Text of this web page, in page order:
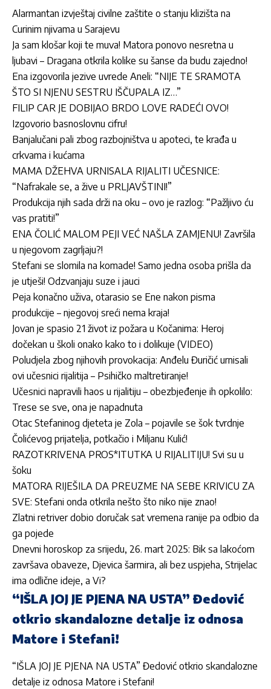
Alarmantan izvještaj civilne zaštite o stanju klizišta na
Curinim njivama u Sarajevu
Ja sam klošar koji te muva! Matora ponovo nesretna u
ljubavi – Dragana otkrila kolike su šanse da budu zajedno!
Ena izgovorila jezive uvrede Aneli: “NIJE TE SRAMOTA
ŠTO SI NJENU SESTRU IŠČUPALA IZ…”
FILIP CAR JE DOBIJAO BRDO LOVE RADEĆI OVO!
Izgovorio basnoslovnu cifru!
Banjalučani pali zbog razbojništva u apoteci, te krađa u
crkvama i kućama
MAMA DŽEHVA URNISALA RIJALITI UČESNICE:
“Nafrakale se, a žive u PRLJAVŠTINI!”
Produkcija njih sada drži na oku – ovo je razlog: “Pažljivo ću
vas pratiti!”
ENA ČOLIĆ MALOM PEJI VEĆ NAŠLA ZAMJENU! Završila
u njegovom zagrljaju?!
Stefani se slomila na komade! Samo jedna osoba prišla da
je utješi! Odzvanjaju suze i jauci
Peja konačno uživa, otarasio se Ene nakon pisma
produkcije – njegovoj sreći nema kraja!
Jovan je spasio 21 život iz požara u Kočanima: Heroj
dočekan u školi onako kako to i dolikuje (VIDEO)
Poludjela zbog njihovih provokacija: Anđelu Đuričić urnisali
ovi učesnici rijalitija – Psihičko maltretiranje!
Učesnici napravili haos u rijalitiju – obezbjeđenje ih opkolilo:
Trese se sve, ona je napadnuta
Otac Stefaninog djeteta je Zola – pojavile se šok tvrdnje
Čolićevog prijatelja, potkačio i Miljanu Kulić!
RAZOTKRIVENA PROS*ITUTKA U RIJALITIJU! Svi su u
šoku
MATORA RIJEŠILA DA PREUZME NA SEBE KRIVICU ZA
SVE: Stefani onda otkrila nešto što niko nije znao!
Zlatni retriver dobio doručak sat vremena ranije pa odbio da
ga pojede
Dnevni horoskop za srijedu, 26. mart 2025: Bik sa lakoćom
završava obaveze, Djevica šarmira, ali bez uspjeha, Strijelac
ima odlične ideje, a Vi?
“IŠLA JOJ JE PJENA NA USTA” Đedović
otkrio skandalozne detalje iz odnosa
Matore i Stefani!
“IŠLA JOJ JE PJENA NA USTA” Đedović otkrio skandalozne
detalje iz odnosa Matore i Stefani!